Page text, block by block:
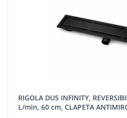
RIGOLA DUS INFINITY, REVERSIBILA, INOX 1,2mm, 50
L/min, 60 cm, CLAPETA